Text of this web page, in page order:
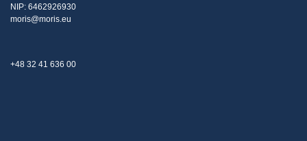
NIP: 6462926930
moris@moris.eu
+48 32 41 636 00